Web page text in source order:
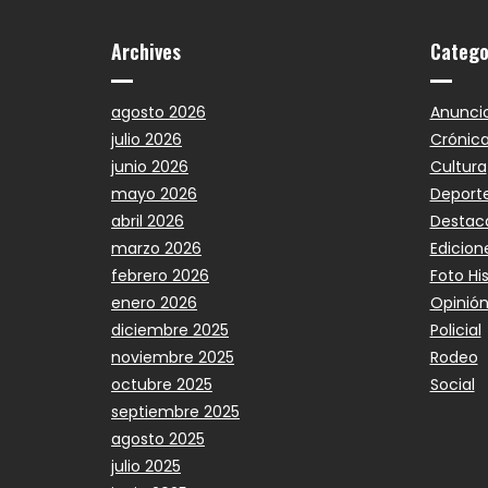
Archives
agosto 2026
julio 2026
junio 2026
mayo 2026
abril 2026
marzo 2026
febrero 2026
enero 2026
diciembre 2025
noviembre 2025
octubre 2025
septiembre 2025
agosto 2025
julio 2025
Crónica
Cultura
Foto
Opinión
Policial
Rodeo
Social